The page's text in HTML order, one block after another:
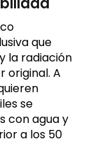
que
la radiación
original. A
se
con agua y
a los 50